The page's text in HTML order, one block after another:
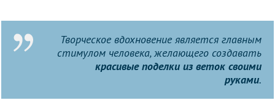
Творческое вдохновение является главным
стимулом человека, желающего создавать
красивые поделки из веток своими
руками.